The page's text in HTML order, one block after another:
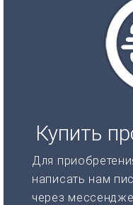
Купить
Для
написать нам
через